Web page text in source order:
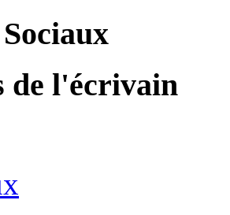
de l'écrivain